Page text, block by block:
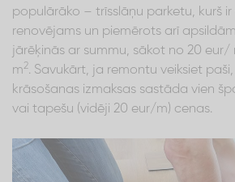
populārāko – trīsslāņu parketu, kurš
renovējams un piemērots arī
jārēķinās ar summu, sākot no 20 eur/
m2. Savukārt, ja remontu veiksiet
krāsošanas izmaksas sastāda vien
vai tapešu (vidēji 20 eur/m) cenas.